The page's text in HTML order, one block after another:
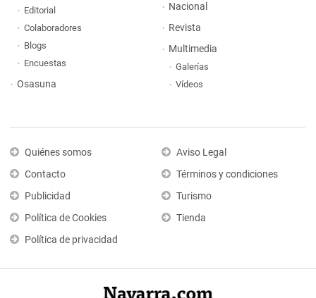
Editorial
Colaboradores
Blogs
Encuestas
Osasuna
Nacional
Revista
Multimedia
Galerías
Vídeos
Quiénes somos
Contacto
Publicidad
Política de Cookies
Política de privacidad
Aviso Legal
Términos y condiciones
Turismo
Tienda